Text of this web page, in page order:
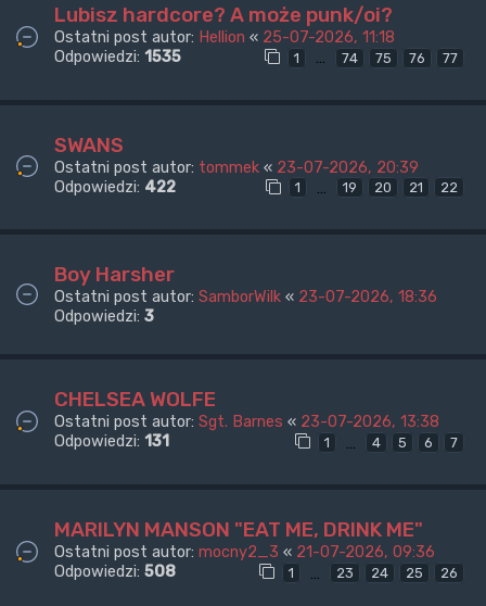
Lubisz hardcore? A może punk/oi?
Ostatni post autor: Hellion « 25-07-2026, 11:18
Odpowiedzi: 1535 1 … 74 75 76 77
SWANS
Ostatni post autor: tommek « 23-07-2026, 20:39
Odpowiedzi: 422 1 … 19 20 21 22
Boy Harsher
Ostatni post autor: SamborWilk « 23-07-2026, 18:36
Odpowiedzi: 3
CHELSEA WOLFE
Ostatni post autor: Sgt. Barnes « 23-07-2026, 13:38
Odpowiedzi: 131 1 … 4 5 6 7
MARILYN MANSON "EAT ME, DRINK ME"
Ostatni post autor: mocny2_3 « 21-07-2026, 09:36
Odpowiedzi: 508 1 23 24 25 26